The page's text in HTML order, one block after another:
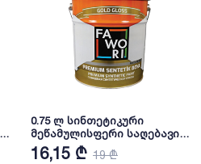
0.75 ლ სინთეტიკური
მეწამულისფერი საღებავი
FAWORI Premium
16,15 ₾ 19 ₾